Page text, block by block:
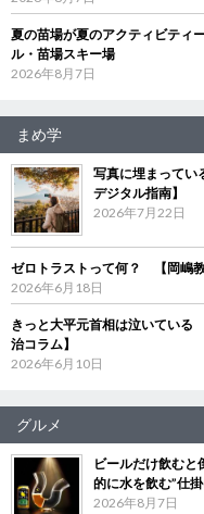
夏の苗場が夏のアクティビティ
ル・苗場スキー場
2026年8月7日
まめ学
写真に埋まって
デジタル指南】
2026年7月22日
ゼロトラストって何？ 【岡嶋教
2026年6月18日
きっと大平元首相は泣いてい
治コラム】
2026年6月10日
グルメ
ビールだけ飲む
的に水を飲む”仕
2026年8月7日